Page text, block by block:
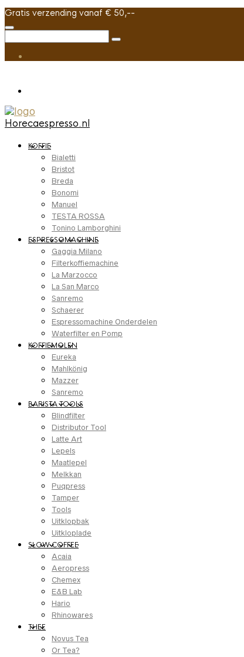
Gratis verzending vanaf € 50,--
Horecaespresso.nl
KOFFIE
Bialetti
Bristot
Breda
Bonomi
Manuel
TESTA ROSSA
Tonino Lamborghini
ESPRESSOMACHINE
Gaggia Milano
Filterkoffiemachine
La Marzocco
La San Marco
Sanremo
Schaerer
Espressomachine Onderdelen
Waterfilter en Pomp
KOFFIEMOLEN
Eureka
Mahlkönig
Mazzer
Sanremo
BARISTA TOOLS
Blindfilter
Distributor Tool
Latte Art
Lepels
Maatlepel
Melkkan
Puqpress
Tamper
Tools
Uitklopbak
Uitkloplade
SLOW COFFEE
Acaia
Aeropress
Chemex
E&B Lab
Hario
Rhinowares
THEE
Novus Tea
Or Tea?